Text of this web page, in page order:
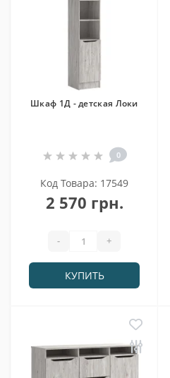
Шкаф 1Д - детская Локи
0
Код Товара: 17549
2 570 грн.
- +
КУПИТЬ